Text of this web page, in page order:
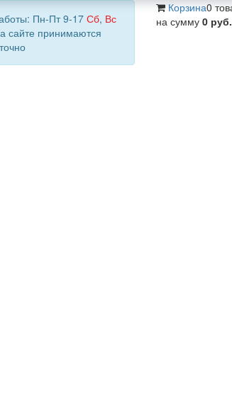
Пн-Пт 9-17 Сб, Вс
сайте принимаются
Корзина0
на сумму 0 руб.